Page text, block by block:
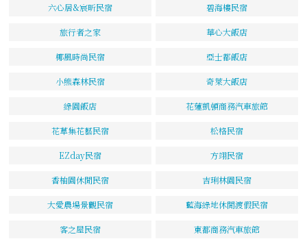
六心居&宸昕民宿 碧海樓民宿
旅行者之家 華心大飯店
椰風時尚民宿 亞士都飯店
小熊森林民宿 奇萊大飯店
綠園飯店 花蓮凱頓商務汽車旅館
花草集花藝民宿 松格民宿
EZday民宿 方翊民宿
香柚園休閒民宿 吉琍林園民宿
大愛農場景觀民宿 藍海綠地休閒渡假民宿
客之屋民宿 東都商務汽車旅館